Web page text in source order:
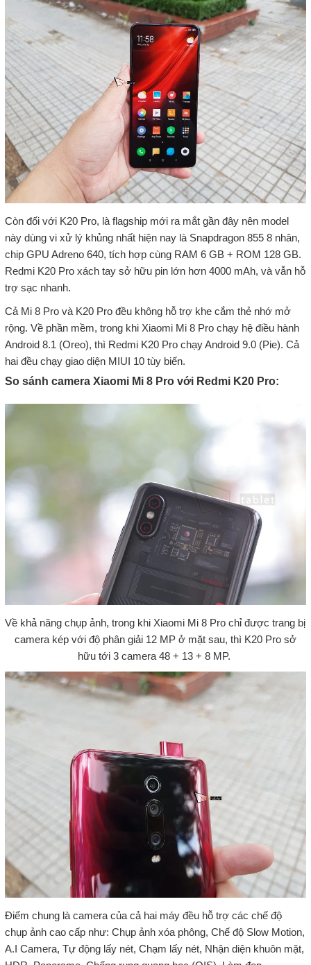
Còn đối với K20 Pro, là flagship mới ra mắt gần đây nên model
này dùng vi xử lý khủng nhất hiện nay là Snapdragon 855 8 nhân,
chip GPU Adreno 640, tích hợp cùng RAM 6 GB + ROM 128 GB.
Redmi K20 Pro xách tay sở hữu pin lớn hơn 4000 mAh, và vẫn hỗ
trợ sạc nhanh.
Cả Mi 8 Pro và K20 Pro đều không hỗ trợ khe cắm thẻ nhớ mở
rộng. Về phần mềm, trong khi Xiaomi Mi 8 Pro chạy hệ điều hành
Android 8.1 (Oreo), thì Redmi K20 Pro chạy Android 9.0 (Pie). Cả
hai đều chạy giao diện MIUI 10 tùy biến.
So sánh camera Xiaomi Mi 8 Pro với Redmi K20 Pro:
Về khả năng chụp ảnh, trong khi Xiaomi Mi 8 Pro chỉ được trang bị
camera kép với độ phân giải 12 MP ở mặt sau, thì K20 Pro sở
hữu tới 3 camera 48 + 13 + 8 MP.
Điểm chung là camera của cả hai máy đều hỗ trợ các chế độ
chụp ảnh cao cấp như: Chụp ảnh xóa phông, Chế độ Slow Motion,
A.I Camera, Tự động lấy nét, Chạm lấy nét, Nhận diện khuôn mặt,